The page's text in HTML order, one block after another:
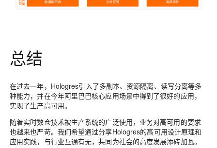
总结
在过去一年，Hologres引入了多副本、资源隔离、读写分离等多
种能力，并在今年阿里巴巴核心应用场景中得到了很好的应用，
实现了生产高可用。
随着实时数仓技术被生产系统的广泛使用，业务对高可用的要求
也越来也严苛。我们希望通过分享Hologres的高可用设计原理和
应用实践，与行业互通有无，共同为社会的高度发展添砖加瓦。